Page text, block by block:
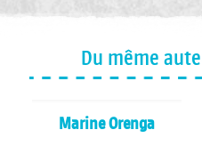
Du même
Marine Orenga